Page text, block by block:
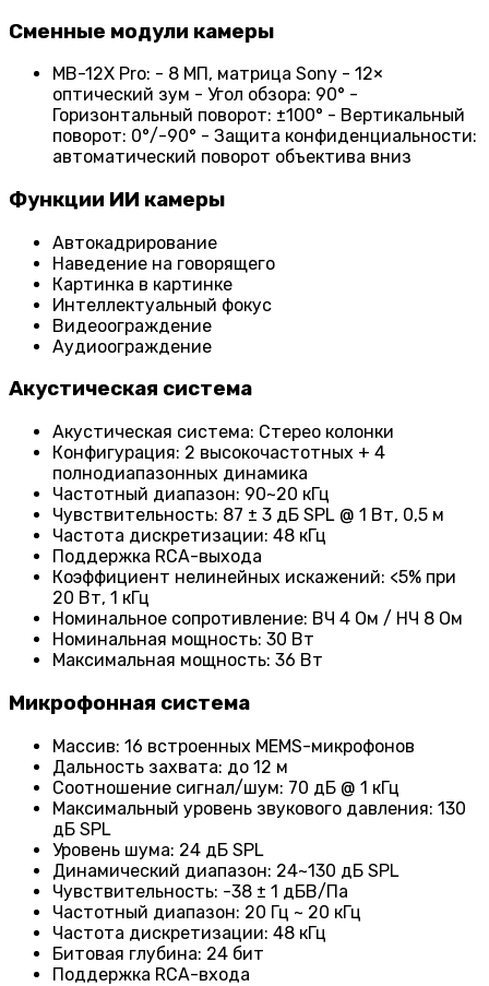
Сменные модули камеры
MB-12X Pro: - 8 МП, матрица Sony - 12×
оптический зум - Угол обзора: 90° -
Горизонтальный поворот: ±100° - Вертикальный
поворот: 0°/-90° - Защита конфиденциальности:
автоматический поворот объектива вниз
Функции ИИ камеры
Автокадрирование
Наведение на говорящего
Картинка в картинке
Интеллектуальный фокус
Видеоограждение
Аудиоограждение
Акустическая система
Акустическая система: Стерео колонки
Конфигурация: 2 высокочастотных + 4
полнодиапазонных динамика
Частотный диапазон: 90~20 кГц
Чувствительность: 87 ± 3 дБ SPL @ 1 Вт, 0,5 м
Частота дискретизации: 48 кГц
Поддержка RCA-выхода
Коэффициент нелинейных искажений: <5% при
20 Вт, 1 кГц
Номинальное сопротивление: ВЧ 4 Ом / НЧ 8 Ом
Номинальная мощность: 30 Вт
Максимальная мощность: 36 Вт
Микрофонная система
Массив: 16 встроенных MEMS-микрофонов
Дальность захвата: до 12 м
Соотношение сигнал/шум: 70 дБ @ 1 кГц
Максимальный уровень звукового давления: 130
дБ SPL
Уровень шума: 24 дБ SPL
Динамический диапазон: 24~130 дБ SPL
Чувствительность: -38 ± 1 дБВ/Па
Частотный диапазон: 20 Гц ~ 20 кГц
Частота дискретизации: 48 кГц
Битовая глубина: 24 бит
Поддержка RCA-входа